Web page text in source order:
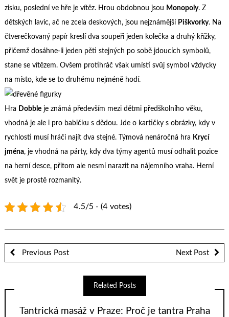
zisku, poslední ve hře je vítěz. Hrou obdobnou jsou Monopoly. Z
dětských lavic, ač ne zcela deskových, jsou nejznámější Piškvorky. Na
čtverečkovaný papír kreslí dva soupeři jeden kolečka a druhý křížky,
přičemž dosáhne-li jeden pěti stejných po sobě jdoucích symbolů,
stane se vítězem. Ovšem protihráč však umístí svůj symbol vždycky
na místo, kde se to druhému nejméně hodí.
Hra Dobbleje známá především mezi dětmi předškolního věku,
vhodná je ale i pro babičku s dědou. Jde o kartičky s obrázky, kdy v
rychlosti musí hráči najít dva stejné. Týmová nenáročná hra Krycí
jména, je vhodná na párty, kdy dva týmy agentů musí odhalit pozice
na herní desce, přitom ale nesmí narazit na nájemního vraha. Herní
svět je prostě rozmanitý.
4.5/5 - (4 votes)
Previous Post Next Post
Related Posts
Tantrická masáž v Praze: Proč je tantra Praha